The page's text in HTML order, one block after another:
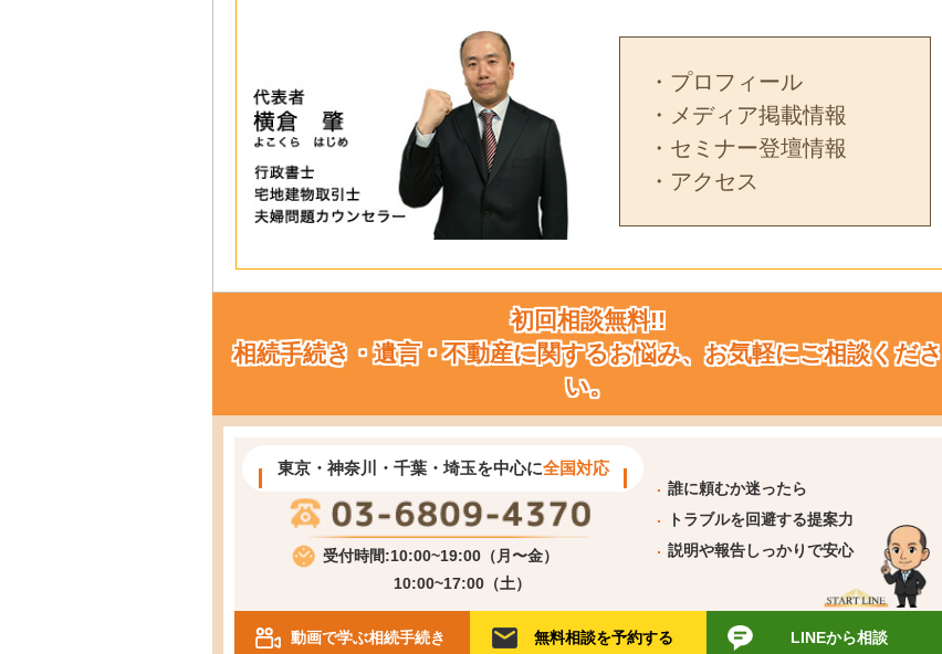
・プロフィール
・メディア掲載情報
・セミナー登壇情報
・アクセス
初回相談無料!!
相続手続き・遺言・不動産に関するお悩み、お気軽にご相談くださ
い。
東京・神奈川・千葉・埼玉を中心に全国対応
受付時間:10:00~19:00（月〜金）
10:00~17:00（土）
誰に頼むか迷ったら
トラブルを回避する提案力
説明や報告しっかりで安心
動画で学ぶ相続手続き 無料相談を予約する LINEから相談